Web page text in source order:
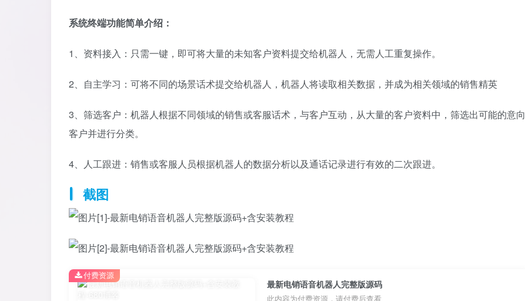
系统终端功能简单介绍：
1、资料接入：只需一键，即可将大量的未知客户资料提交给机器人，无需人工重复操作。
2、自主学习：可将不同的场景话术提交给机器人，机器人将读取相关数据，并成为相关领域的销售精英
3、筛选客户：机器人根据不同领域的销售或客服话术，与客户互动，从大量的客户资料中，筛选出可能的意向
客户并进行分类。
4、人工跟进：销售或客服人员根据机器人的数据分析以及通话记录进行有效的二次跟进。
截图
最新电销语音机器人完整版源码
此内容为付费资源，请付费后查看
付费资源